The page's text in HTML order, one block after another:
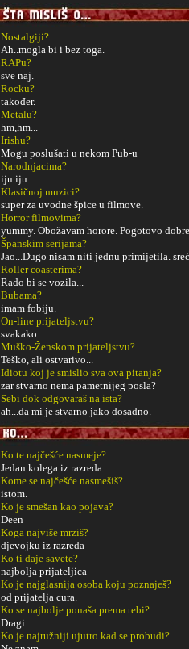
Nostalgiji?
Ah..mogla bi i bez toga.
RAPu?
sve naj.
Rocku?
također.
Metalu?
hm,hm...
Irishu?
Mogu poslušati u nekom Pub-u
Narodnjacima?
iju iju...
Klasičnoj muzici?
super za uvodne špice u filmove.
Horror filmovima?
yummy. Obožavam horore. Pogotovo dobre
Španskim serijama?
Jao...Dugo nisam niti jednu primijetila.
Roller coasterima?
Rado bi se vozila...
Bubama?
imam fobiju.
On-line prijateljstvu?
svakako.
Muško-Ženskom prijateljstvu?
Teško, ali ostvarivo...
Idiotu koj je smislio sva ova pitanja?
zar stvarno nema pametnijeg posla?
Sebi dok odgovaraš na ista?
ah...da mi je stvarno jako dosadno.
Ko te najčešće nasmeje?
Jedan kolega iz razreda
Kome se najčešće nasmešiš?
istom.
Ko je smešan kao pojava?
Deen
Koga najviše mrziš?
djevojku iz razreda
Ko ti daje savete?
najbolja prijateljica
Ko je najglasnija osoba koju poznaješ?
od prijatelja cura.
Ko se najbolje ponaša prema tebi?
Dragi.
Ko je najružniji ujutro kad se probudi?